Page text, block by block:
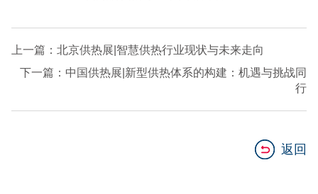
上一篇：北京供热展|智慧供热行业现状与未来走向
下一篇：中国供热展|新型供热体系的构建：机遇与挑战同
行
返回